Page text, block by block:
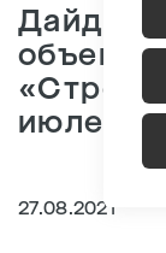
июле
27.08.2021